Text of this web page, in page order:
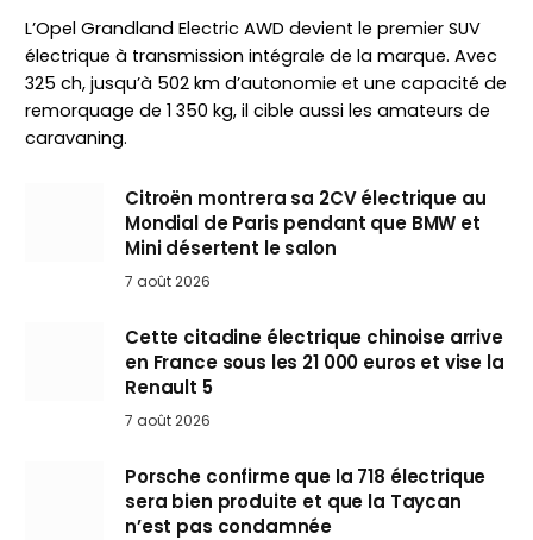
L’Opel Grandland Electric AWD devient le premier SUV
électrique à transmission intégrale de la marque. Avec
325 ch, jusqu’à 502 km d’autonomie et une capacité de
remorquage de 1 350 kg, il cible aussi les amateurs de
caravaning.
Citroën montrera sa 2CV électrique au
Mondial de Paris pendant que BMW et
Mini désertent le salon
7 août 2026
Cette citadine électrique chinoise arrive
en France sous les 21 000 euros et vise la
Renault 5
7 août 2026
Porsche confirme que la 718 électrique
sera bien produite et que la Taycan
n’est pas condamnée